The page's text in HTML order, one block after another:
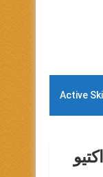
Active